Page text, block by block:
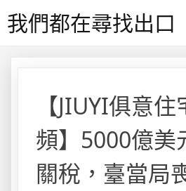
to我們都在尋找出口
【JIUYI俱意
頻】5000億美
關稅，臺當局